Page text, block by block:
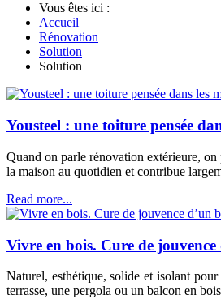
Vous êtes ici :
Accueil
Rénovation
Solution
Solution
Yousteel : une toiture pensée
Quand on parle rénovation extérieure,
la maison au quotidien et contribue
Read more...
Vivre en bois. Cure de
Naturel, esthétique, solide et isolant
terrasse, une pergola ou un balcon en